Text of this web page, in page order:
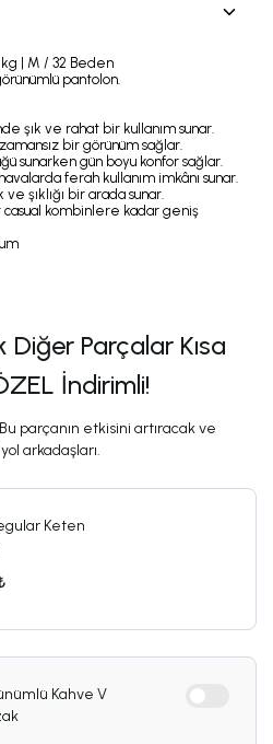
kg | M / 32 Beden
pantolon.
şık ve rahat bir kullanım sunar.
bir görünüm sağlar.
sunarken gün boyu konfor sağlar.
ferah kullanım imkânı sunar.
şıklığı bir arada sunar.
casual kombinlere kadar geniş
Diğer Parçalar Kısa
İndirimli!
parçanın etkisini artıracak ve
arkadaşları.
Keten
Kahve V